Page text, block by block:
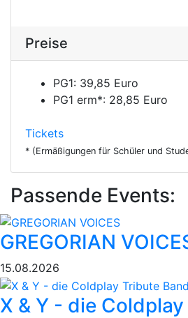
Preise
PG1: 39,85 Euro
PG1 erm*: 28,85 Euro
Tickets
* (Ermäßigungen für Schüler und
Passende Events:
GREGORIAN
15.08.2026
X & Y - die